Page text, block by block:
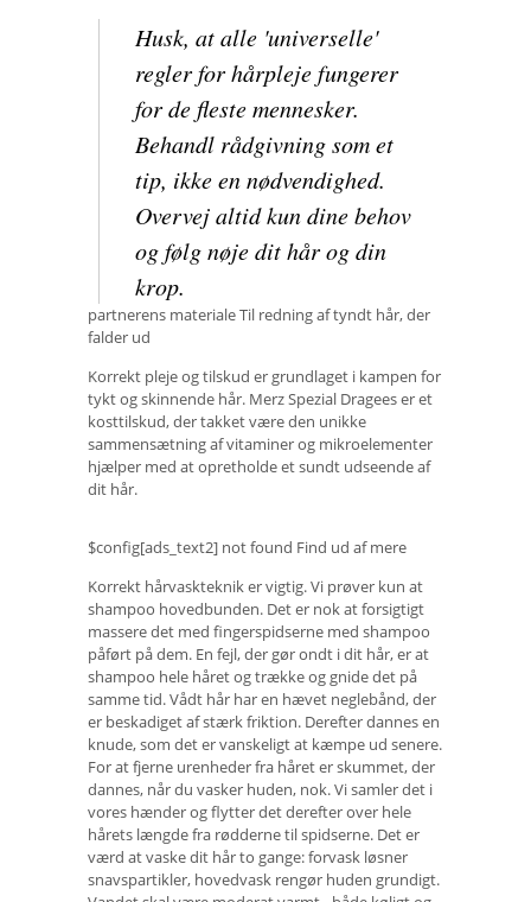
Husk, at alle 'universelle'
regler for hårpleje fungerer
for de fleste mennesker.
Behandl rådgivning som et
tip, ikke en nødvendighed.
Overvej altid kun dine behov
og følg nøje dit hår og din
krop.
partnerens materiale Til redning af tyndt hår, der
falder ud
Korrekt pleje og tilskud er grundlaget i kampen for
tykt og skinnende hår. Merz Spezial Dragees er et
kosttilskud, der takket være den unikke
sammensætning af vitaminer og mikroelementer
hjælper med at opretholde et sundt udseende af
dit hår.
$config[ads_text2] not found Find ud af mere
Korrekt hårvaskteknik er vigtig. Vi prøver kun at
shampoo hovedbunden. Det er nok at forsigtigt
massere det med fingerspidserne med shampoo
påført på dem. En fejl, der gør ondt i dit hår, er at
shampoo hele håret og trække og gnide det på
samme tid. Vådt hår har en hævet neglebånd, der
er beskadiget af stærk friktion. Derefter dannes en
knude, som det er vanskeligt at kæmpe ud senere.
For at fjerne urenheder fra håret er skummet, der
dannes, når du vasker huden, nok. Vi samler det i
vores hænder og flytter det derefter over hele
hårets længde fra rødderne til spidserne. Det er
værd at vaske dit hår to gange: forvask løsner
snavspartikler, hovedvask rengør huden grundigt.